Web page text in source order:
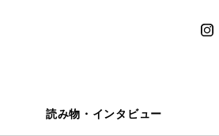
読み物・インタビュー